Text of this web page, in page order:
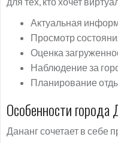
Актуальная
Просмотр
Оценка
Наблюдение за
Планирование
Особенности города
Дананг сочетает в себе